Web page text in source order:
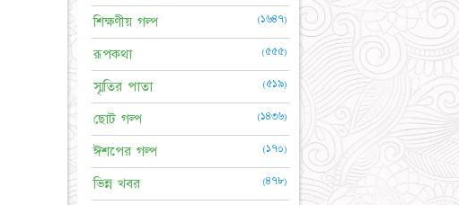
শিক্ষণীয় গল্প (১৬৪৭)
রূপকথা (৫৫৫)
স্মৃতির পাতা (৫১৯)
ছোট গল্প (১৪৩৬)
ঈশপের গল্প (১৭০)
ভিন্ন খবর (৪৭৮)